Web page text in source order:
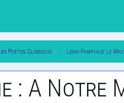
Poetes Classique Leon-Pamphile Le May
: A Notre